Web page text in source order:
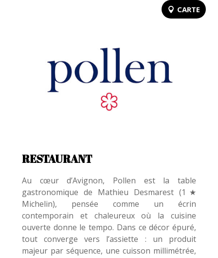
CARTE
RESTAURANT
Au cœur d’Avignon, Pollen est la table
gastronomique de Mathieu Desmarest (1★
Michelin), pensée comme un écrin
contemporain et chaleureux où la cuisine
ouverte donne le tempo. Dans ce décor épuré,
tout converge vers l’assiette : un produit
majeur par séquence, une cuisson millimétrée,